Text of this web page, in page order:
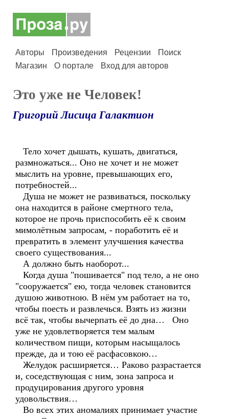
Авторы Произведения Рецензии
Поиск
Магазин
О портале Вход для авторов
Это уже не Человек!
Григорий Лисица Галактион
Тело хочет дышать, кушать, двигаться,
размножаться... Оно не хочет и не может
мыслить на уровне, превышающих его,
потребностей...
Душа не может не развиваться, поскольку
она находится в районе смертного тела,
которое не прочь приспособить её к своим
мимолётным запросам, - поработить её и
превратить в элемент улучшения качества
своего существования...
А должно быть наоборот...
Когда душа "пошивается" под тело, а не оно
"сооружается" ею, тогда человек становится
душою животною. В нём ум работает на то,
чтобы поесть и развлечься. Взять из жизни
всё так, чтобы вычерпать её до дна… Оно
уже не удовлетворяется тем малым
количеством пищи, которым насыщалось
прежде, да и тою её расфасовкою…
Желудок расширяется… Раково разрастается
и, соседствующая с ним, зона запроса и
продуцирования другого уровня
удовольствия…
Во всех этих аномалиях принимает участие